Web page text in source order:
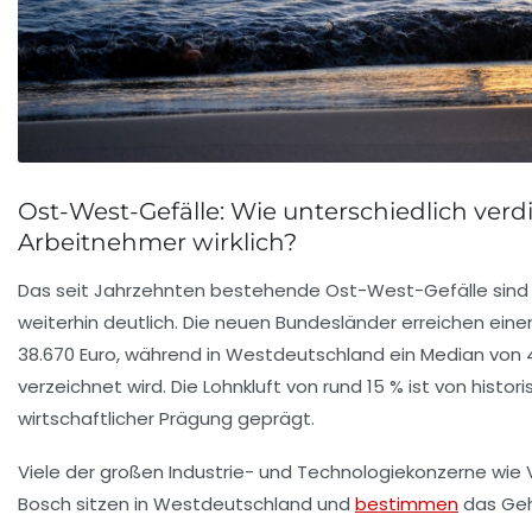
Ost-West-Gefälle: Wie unterschiedlich
Arbeitnehmer wirklich?
Das seit Jahrzehnten bestehende Ost-West-Gefälle sind
weiterhin deutlich. Die neuen Bundesländer erreichen
38.670 Euro, während in Westdeutschland ein Median von
verzeichnet wird. Die Lohnkluft von rund 15 % ist von
wirtschaftlicher Prägung geprägt.
Viele der großen Industrie- und Technologiekonzerne wie
Bosch sitzen in Westdeutschland und bestimmendas